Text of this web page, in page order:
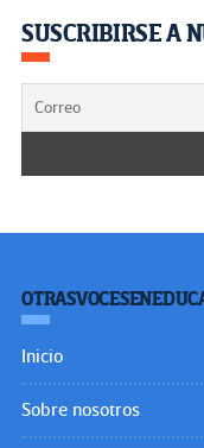
SUSCRIBIRSE A
Inicio
Sobre nosotros